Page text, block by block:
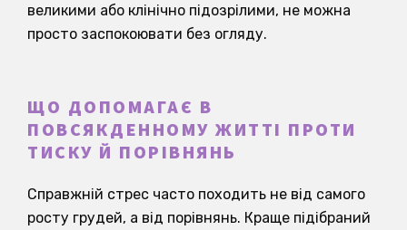
великими або клінічно підозрілими, не можна
просто заспокоювати без огляду.
ЩО ДОПОМАГАЄ В
ПОВСЯКДЕННОМУ ЖИТТІ ПРОТИ
ТИСКУ Й ПОРІВНЯНЬ
Справжній стрес часто походить не від самого
росту грудей, а від порівнянь. Краще підібраний